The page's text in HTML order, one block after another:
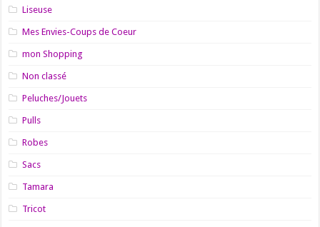
Liseuse
Mes Envies-Coups de Coeur
mon Shopping
Non classé
Peluches/Jouets
Pulls
Robes
Sacs
Tamara
Tricot